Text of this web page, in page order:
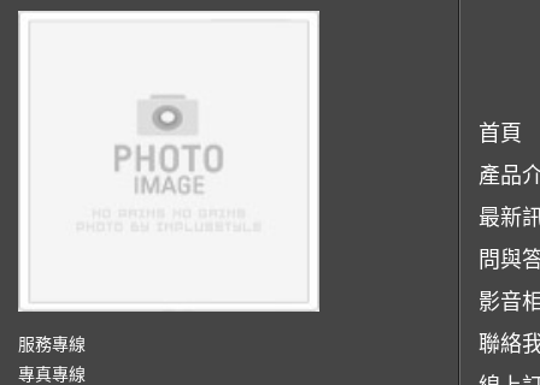
服務專線
專真專線
首頁
產品
最新
問與
影音
聯絡